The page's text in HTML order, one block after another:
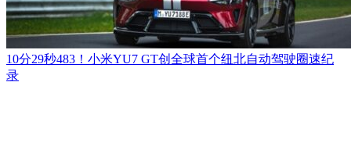
10分29秒483！小米YU7 GT创全球首个纽北自动驾驶圈速纪
录